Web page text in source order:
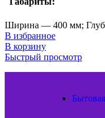
Ширина — 400 мм;
В избранное
В корзину
Быстрый просмотр